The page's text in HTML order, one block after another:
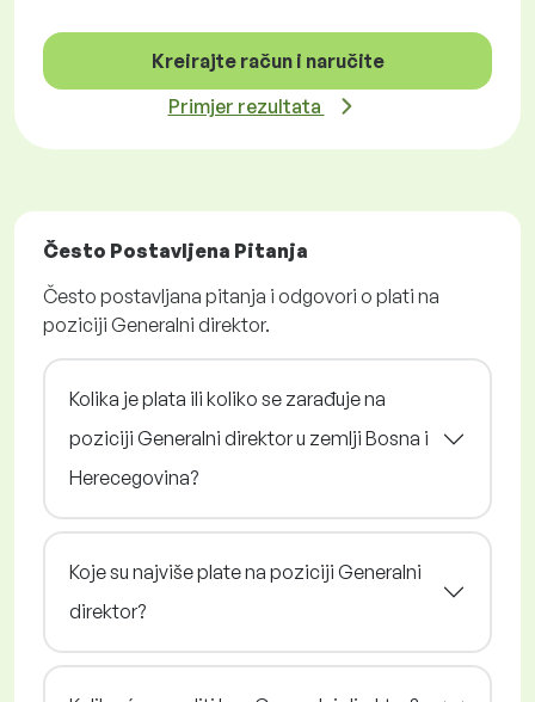
Kreirajte račun i naručite
Primjer rezultata
Često Postavljena Pitanja
Često postavljana pitanja i odgovori o plati na
poziciji Generalni direktor.
Kolika je plata ili koliko se zarađuje na
poziciji Generalni direktor u zemlji Bosna i
Herecegovina?
Koje su najviše plate na poziciji Generalni
direktor?